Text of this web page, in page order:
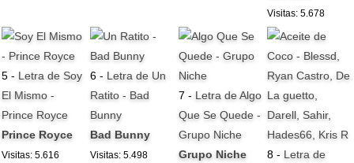
Visitas: 5.678
5 - Letra de Soy
El Mismo -
Prince Royce
Prince Royce
Visitas: 5.616
6 - Letra de Un
Ratito - Bad
Bunny
Bad Bunny
Visitas: 5.498
7 - Letra de Algo
Que Se Quede -
Grupo Niche
Grupo Niche
8 - Letra de